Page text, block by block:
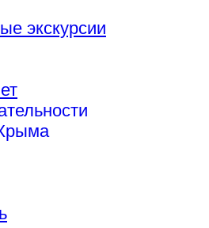
экскурсии